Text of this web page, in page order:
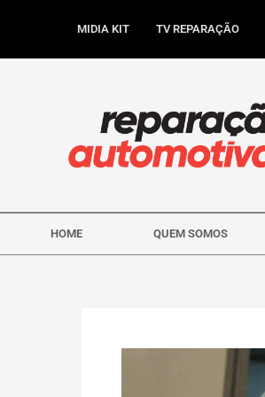
MIDIA KIT TV REPARAÇÃO
HOME QUEM SOMOS